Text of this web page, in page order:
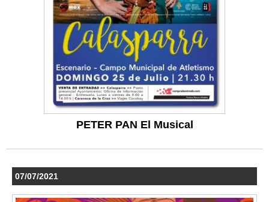
PETER PAN El Musical
07/07/2021